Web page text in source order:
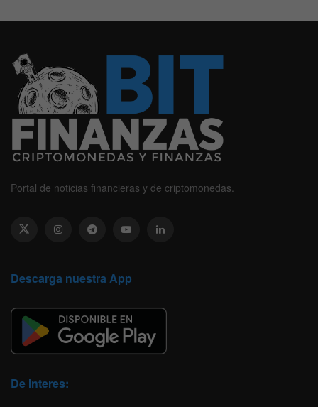
Portal de noticias financieras y de criptomonedas.
Descarga nuestra App
De Interes: